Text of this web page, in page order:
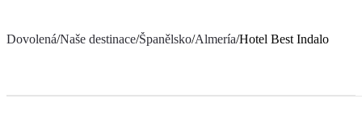
Dovolená/Naše destinace/Španělsko/Almería/Hotel Best Indalo